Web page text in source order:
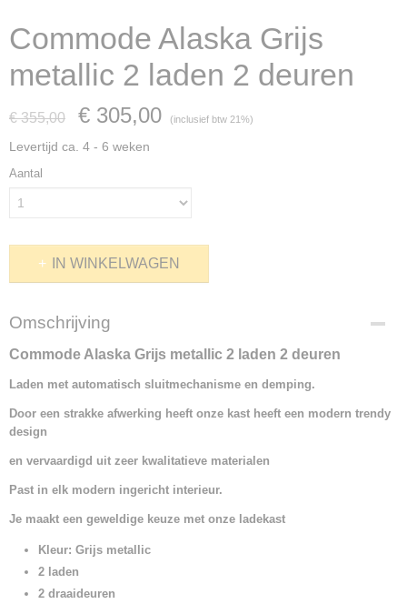
Commode Alaska Grijs
metallic 2 laden 2 deuren
€ 355,00 € 305,00 (inclusief btw 21%)
Levertijd ca. 4 - 6 weken
Aantal
IN WINKELWAGEN
Omschrijving
Commode Alaska Grijs metallic 2 laden 2 deuren
Laden met automatisch sluitmechanisme en demping.
Door een strakke afwerking heeft onze kast heeft een modern trendy
design
en vervaardigd uit zeer kwalitatieve materialen
Past in elk modern ingericht interieur.
Je maakt een geweldige keuze met onze ladekast
Kleur: Grijs metallic
2 laden
2 draaideuren